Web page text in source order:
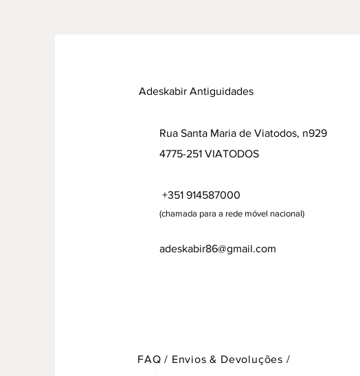
Adeskabir Antiguidades
Rua Santa Maria de Viatodos, n929
4775-251 VIATODOS
+351 914587000
(chamada para a rede móvel nacional)
adeskabir86@gmail.com
FAQ / Envios & Devoluções /